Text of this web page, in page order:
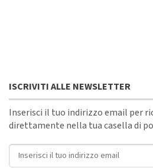
ISCRIVITI ALLE NEWSLETTER
Inserisci il tuo indirizzo email per
direttamente nella tua casella di
Indirizzo email